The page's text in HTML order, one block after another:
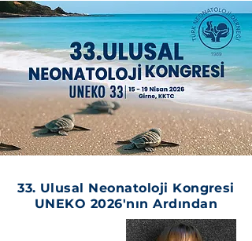
33. Ulusal Neonatoloji Kongresi
UNEKO 2026'nın Ardından